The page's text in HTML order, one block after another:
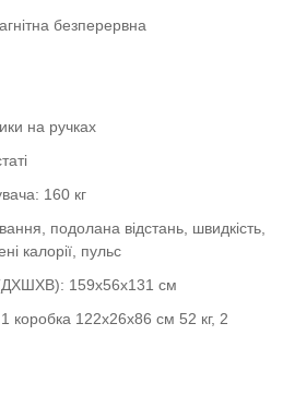
безперервна
на ручках
160 кг
подолана відстань, швидкість,
калорії, пульс
(ДХШХВ): 159х56х131 см
коробка 122х26х86 см 52 кг, 2